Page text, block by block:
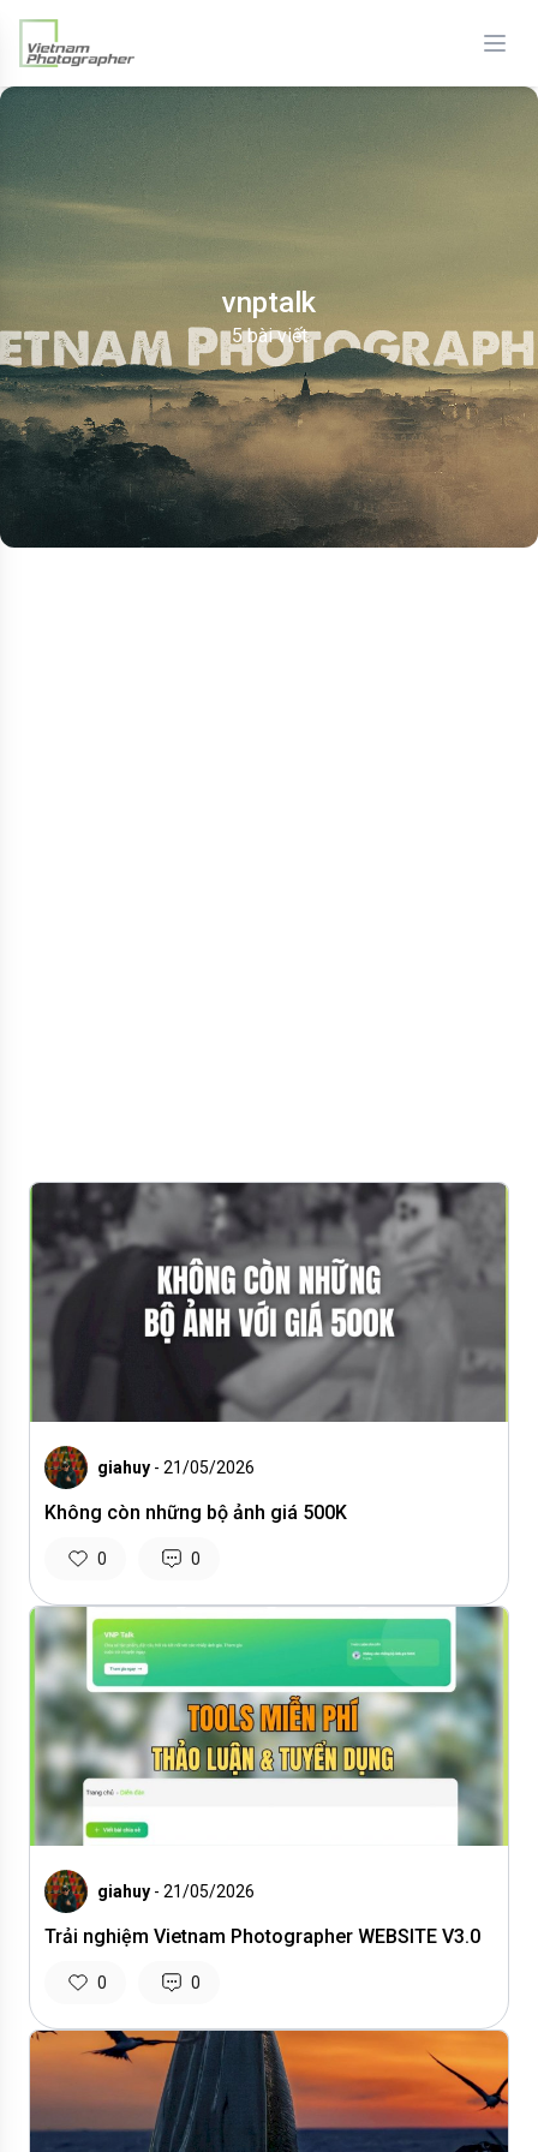
vnptalk
5 bài viết
giahuy - 21/05/2026
Không còn những bộ ảnh giá 500K
0 0
giahuy - 21/05/2026
Trải nghiệm Vietnam Photographer WEBSITE V3.0
0 0